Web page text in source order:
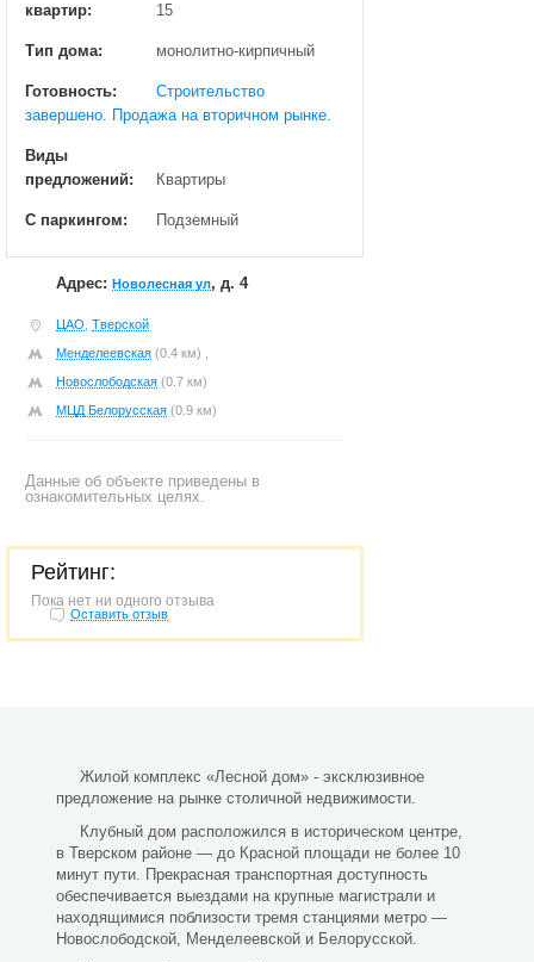
квартир:
15
Тип дома: монолитно-кирпичный
Готовность:
Строительство
завершено. Продажа на вторичном рынке.
Виды
предложений:
Квартиры
С паркингом: Подземный
Адрес: Новолесная ул, д. 4
ЦАО Тверской
Менделеевская (0.4 км) ,
Новослободская (0.7 км)
МЦД Белорусская (0.9 км)
Данные об объекте приведены в
ознакомительных целях.
Рейтинг:
Пока нет ни одного отзыва
Оставить отзыв
Жилой комплекс «Лесной дом» - эксклюзивное
предложение на рынке столичной недвижимости.
Клубный дом расположился в историческом центре,
в Тверском районе — до Красной площади не более 10
минут пути. Прекрасная транспортная доступность
обеспечивается выездами на крупные магистрали и
находящимися поблизости тремя станциями метро —
Новослободской, Менделеевской и Белорусской.